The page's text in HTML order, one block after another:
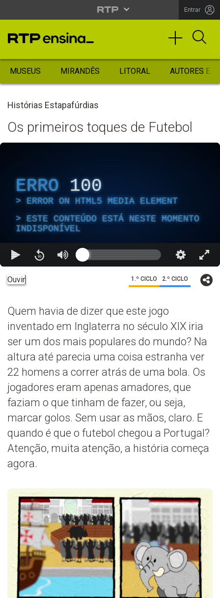
Entrar
MUSEUS MIRANDÊS LITORAL AUTORES
Histórias Estapafúrdias
Os primeiros toques de Futebol
ERRO 100
ERROR ON HTML5 MEDIA ELEMENT
ESTE CONTEÚDO ESTÁ NESTE MOMENTO
INDISPONÍVEL
Ouvir 1.º CICLO 2.º CICLO
Quem havia de dizer que este jogo
inventado em Inglaterra no século XIX iria
ser um dos mais populares do mundo? Na
altura até parecia uma coisa estranha ver
22 homens a correr atrás de uma bola. Os
jogadores eram apenas amadores, que
faziam o que tinham de fazer, ou seja,
marcar golos. Sem usar as mãos, claro. E
quando é que o futebol chegou a Portugal?
Atenção, muita atenção, a história começa
agora.